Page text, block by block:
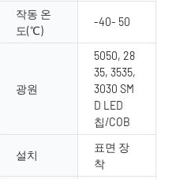
작동 온
도(℃)
-40- 50
광원
5050, 28
35, 3535,
3030 SM
D LED
칩/COB
설치
표면 장
착